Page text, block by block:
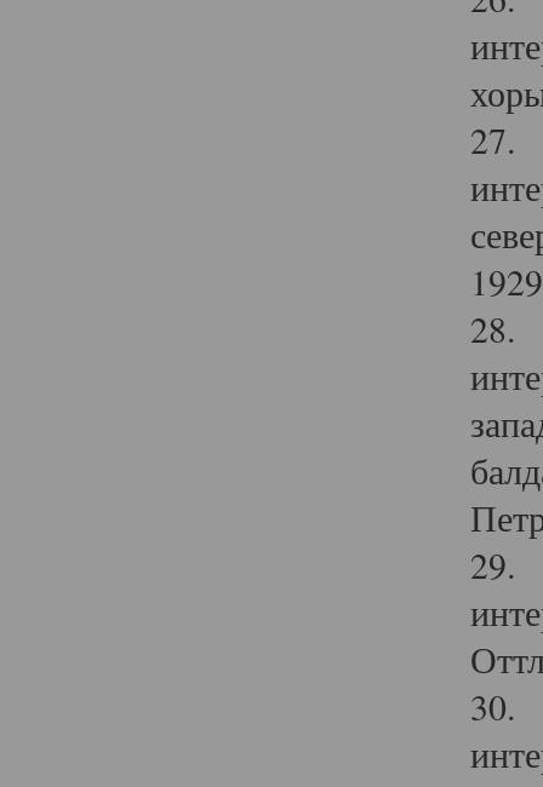
27.
28.
29.
30.